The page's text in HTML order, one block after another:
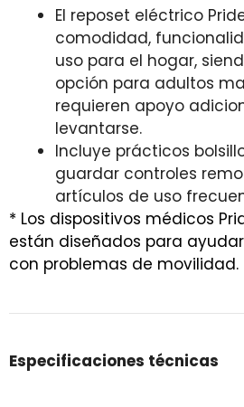
El reposet eléctrico
comodidad,
uso para el hogar,
opción para adultos
requieren apoyo
levantarse.
Incluye prácticos
guardar controles
artículos de uso
* Los dispositivos médicos
están diseñados para
con problemas de movilidad.
Especificaciones técnicas